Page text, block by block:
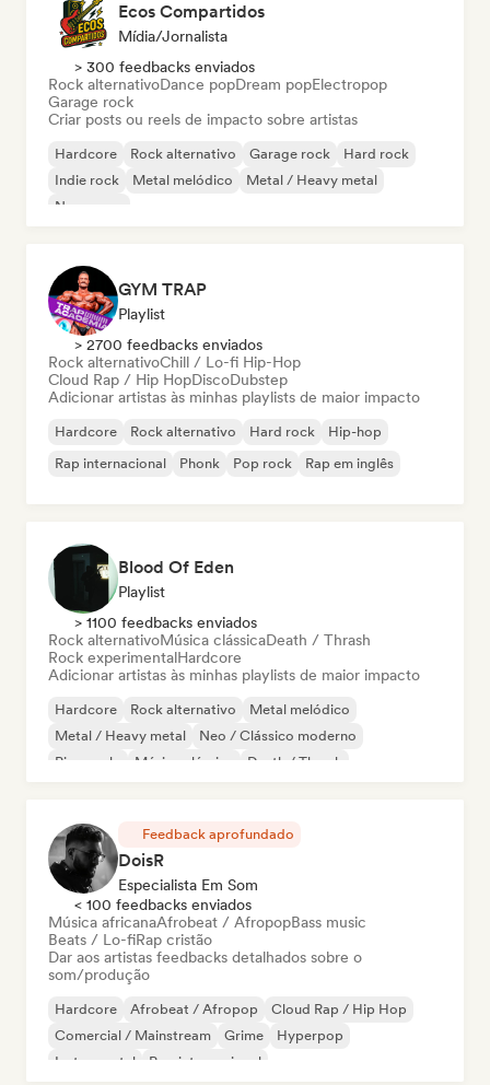
Ecos Compartidos
Mídia/Jornalista
> 300 feedbacks enviados
Rock alternativoDance popDream popElectropop
Garage rock
Criar posts ou reels de impacto sobre artistas
Hardcore Rock alternativo Garage rock
Hard rock
Indie rock
Metal melódico
Metal / Heavy metal
New wave
GYM TRAP
Playlist
> 2700 feedbacks enviados
Rock alternativoChill / Lo-fi Hip-Hop
Cloud Rap / Hip HopDiscoDubstep
Adicionar artistas às minhas playlists de maior impacto
Hardcore Rock alternativo Hard rock
Hip-hop
Rap internacional
Phonk Pop rock Rap em inglês
Blood Of Eden
Playlist
> 1100 feedbacks enviados
Rock alternativoMúsica clássicaDeath / Thrash
Rock experimentalHardcore
Adicionar artistas às minhas playlists de maior impacto
Hardcore Rock alternativo
Metal melódico
Metal / Heavy metal
Neo / Clássico moderno
Piano solo
Música clássica Death / Thrash
Feedback aprofundado
DoisR
Especialista Em Som
< 100 feedbacks enviados
Música africanaAfrobeat / AfropopBass music
Beats / Lo-fiRap cristão
Dar aos artistas feedbacks detalhados sobre o
som/produção
Hardcore Afrobeat / Afropop
Cloud Rap / Hip Hop
Comercial / Mainstream
Grime
Hyperpop
Instrumental
Pop internacional